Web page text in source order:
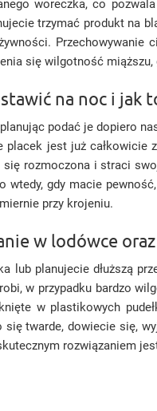
woreczka, co
trzymać produkt na
się wilgotność
na noc i jak
podać je dopiero
placek jest już
rozmoczona i straci
gdy macie
przy krojeniu.
w lodówce
lub planujecie dłuższą
w przypadku bardzo
w plastikowych
się twarde, dowiecie się,
rozwiązaniem